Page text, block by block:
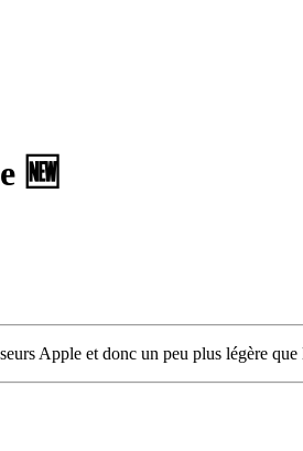
🆕
Apple et donc un peu plus légère